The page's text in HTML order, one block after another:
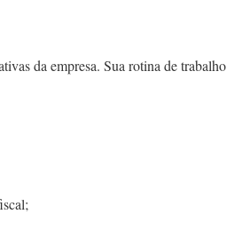
da empresa. Sua rotina de trabalho